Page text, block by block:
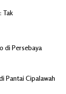
Tak
di Persebaya
Pantai Cipalawah